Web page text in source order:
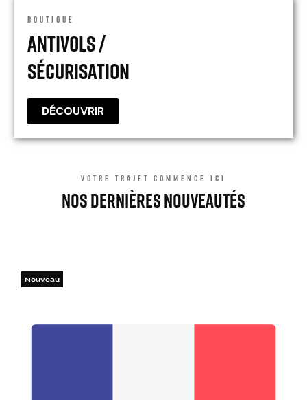
BOUTIQUE
Antivols /
Sécurisation
DÉCOUVRIR
VOTRE TRAJET COMMENCE ICI
Nos Dernières Nouveautés
Nouveau